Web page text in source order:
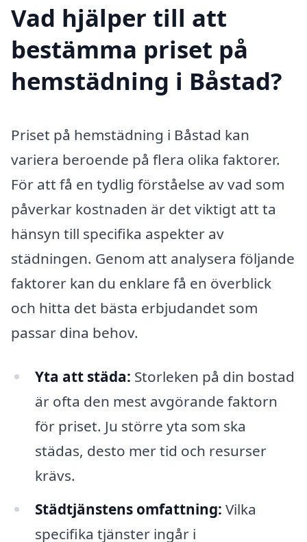
Vad hjälper till att
bestämma priset på
hemstädning i Båstad?
Priset på hemstädning i Båstad kan
variera beroende på flera olika faktorer.
För att få en tydlig förståelse av vad som
påverkar kostnaden är det viktigt att ta
hänsyn till specifika aspekter av
städningen. Genom att analysera följande
faktorer kan du enklare få en överblick
och hitta det bästa erbjudandet som
passar dina behov.
Yta att städa: Storleken på din bostad
är ofta den mest avgörande faktorn
för priset. Ju större yta som ska
städas, desto mer tid och resurser
krävs.
Städtjänstens omfattning: Vilka
specifika tjänster ingår i